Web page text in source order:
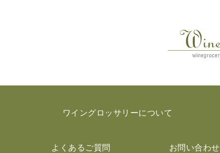
ワイングロッサリーについて
よくあるご質問 お問い合わせ